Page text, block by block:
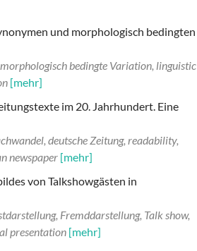
und morphologisch bedingten
bedingte Variation, linguistic
[mehr]
im 20. Jahrhundert. Eine
deutsche Zeitung, readability,
newspaper [mehr]
von Talkshowgästen in
Fremddarstellung, Talk show,
presentation [mehr]